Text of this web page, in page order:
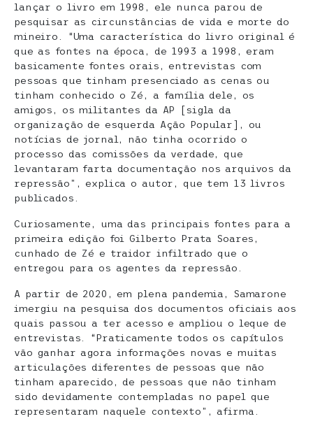
lançar o livro em 1998, ele nunca parou de
pesquisar as circunstâncias de vida e morte do
mineiro. “Uma característica do livro original é
que as fontes na época, de 1993 a 1998, eram
basicamente fontes orais, entrevistas com
pessoas que tinham presenciado as cenas ou
tinham conhecido o Zé, a família dele, os
amigos, os militantes da AP [sigla da
organização de esquerda Ação Popular], ou
notícias de jornal, não tinha ocorrido o
processo das comissões da verdade, que
levantaram farta documentação nos arquivos da
repressão”, explica o autor, que tem 13 livros
publicados.
Curiosamente, uma das principais fontes para a
primeira edição foi Gilberto Prata Soares,
cunhado de Zé e traidor infiltrado que o
entregou para os agentes da repressão.
A partir de 2020, em plena pandemia, Samarone
imergiu na pesquisa dos documentos oficiais aos
quais passou a ter acesso e ampliou o leque de
entrevistas. “Praticamente todos os capítulos
vão ganhar agora informações novas e muitas
articulações diferentes de pessoas que não
tinham aparecido, de pessoas que não tinham
sido devidamente contempladas no papel que
representaram naquele contexto”, afirma.